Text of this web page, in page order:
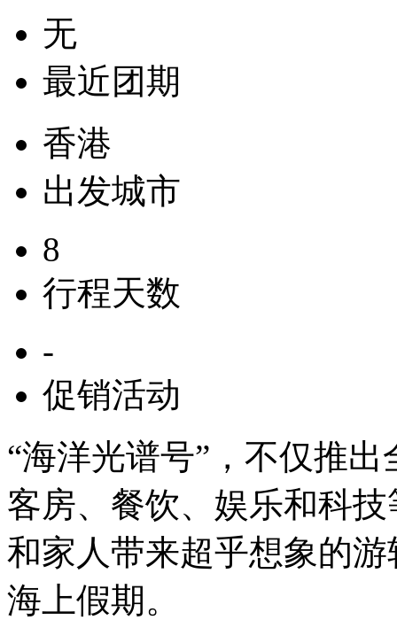
无
最近团期
香港
出发城市
8
行程天数
-
促销活动
“海洋光谱号”，不仅推
客房、餐饮、娱乐和科
和家人带来超乎想象的
海上假期。